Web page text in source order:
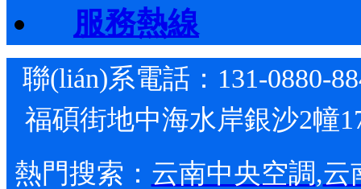
服務熱線
聯(lián)系電話：131-0880-
福碩街地中海水岸銀沙2幢
熱門搜索： 云南中央空調,云